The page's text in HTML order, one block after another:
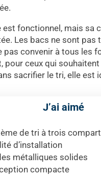
est fonctionnel, mais sa
Les bacs ne sont pas
pas convenir à tous les
pour ceux qui
sacrifier le tri, elle est
J’ai aimé
de tri à trois
d’installation
métalliques solides
compacte